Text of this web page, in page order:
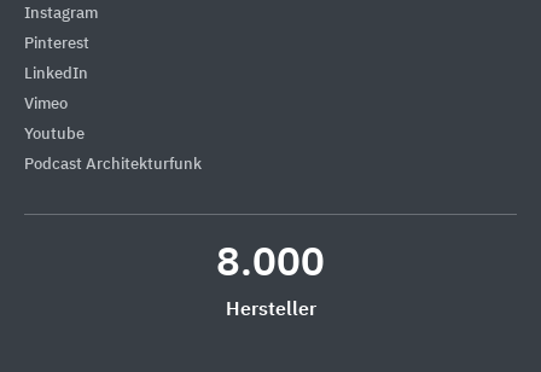
Instagram
Pinterest
LinkedIn
Vimeo
Youtube
Podcast Architekturfunk
8.000
Hersteller